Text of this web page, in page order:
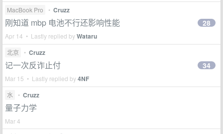
MacBook Pro • Cruzz
刚知道 mbp 电池不行还影响性能
Apr 14 • Lastly replied byWataru
28
北京 • Cruzz
记一次反诈止付
Mar 15 • Lastly replied by4NF
34
水 • Cruzz
量子力学
Mar 4